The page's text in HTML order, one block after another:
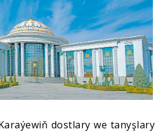
dostlary we tanyşlary